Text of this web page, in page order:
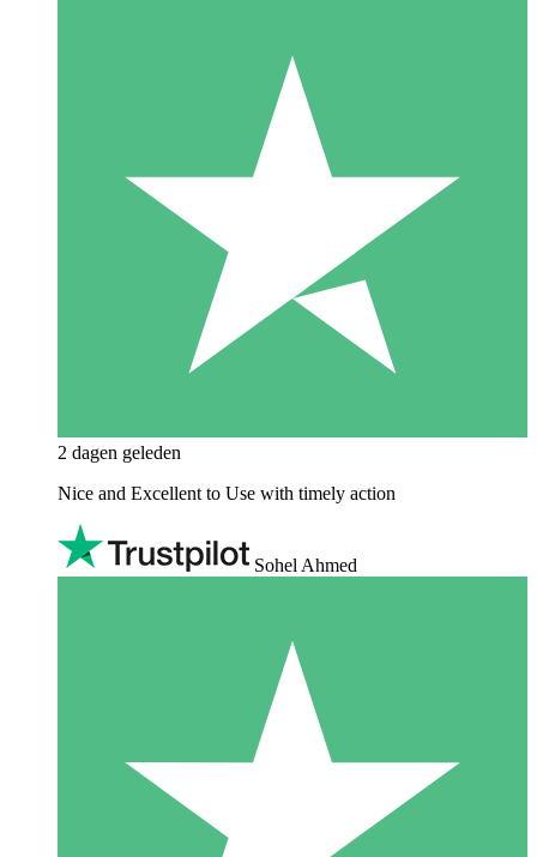
2 dagen geleden
Nice and Excellent to Use with timely action
Sohel Ahmed